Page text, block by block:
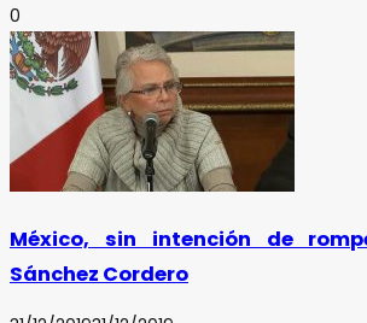
0
México, sin intención de
Sánchez Cordero